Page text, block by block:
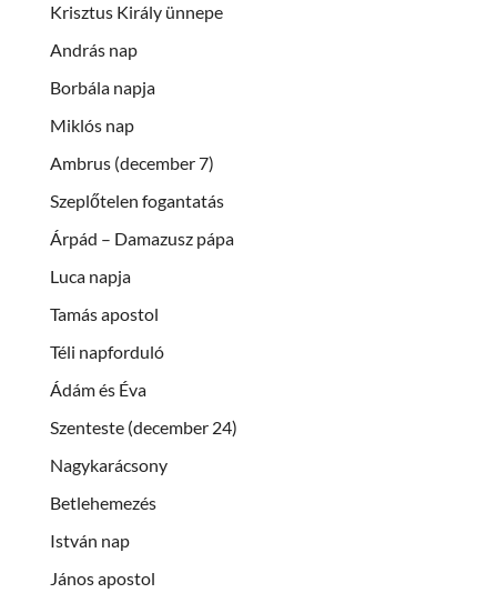
Krisztus Király ünnepe
András nap
Borbála napja
Miklós nap
Ambrus (december 7)
Szeplőtelen fogantatás
Árpád – Damazusz pápa
Luca napja
Tamás apostol
Téli napforduló
Ádám és Éva
Szenteste (december 24)
Nagykarácsony
Betlehemezés
István nap
János apostol